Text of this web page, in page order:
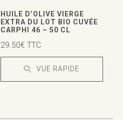
HUILE D’OLIVE VIERGE
EXTRA DU LOT BIO CUVÉE
CARPHI 46 – 50 CL
29.50€ TTC
VUE RAPIDE